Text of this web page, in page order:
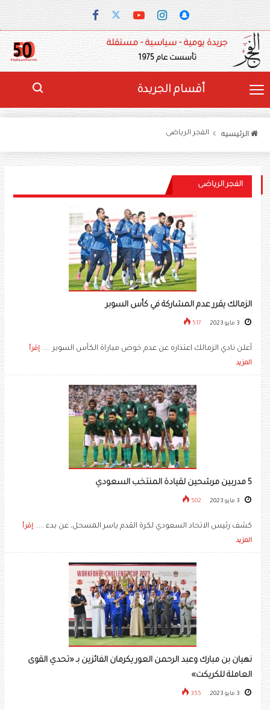
جريدة يومية - سياسية - مستقلة
تأسست عام 1975
أقسام الجريدة
الرئيسيه الفجر الرياضى
الفجر الرياضى
الزمالك يقرر عدم المشاركة في كأس السوبر
517
أعلن نادي الزمالك اعتذاره عن عدم خوض مباراة الكأس السوبر ..... إقرأ
المزيد
5 مدربين مرشحين لقيادة المنتخب السعودي
502
كشف رئيس الاتحاد السعودي لكرة القدم ياسر المسحل، عن بدء ..... إقرأ
المزيد
نهيان بن مبارك وعبد الرحمن العور يكرمان الفائزين بـ «تحدي القوى
العاملة للكريكت»
355